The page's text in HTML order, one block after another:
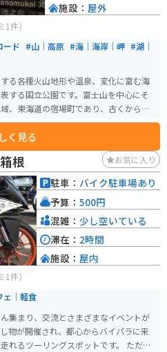
1件）
ード #山｜高原 #海｜海岸｜岬 #湖｜
る各種火山地形や温泉、変化に富む海
する国立公園です。富士山を中心にそ
、東海道の宿場町であり、古くから温
と変化に富んだ海岸線、そして温泉が
動が活発な島々を含む洋上の火山島か
ます。いたるところから秀麗な富士山
て、日本で来訪者が最も多い国立公園で
く見る
施設： 屋外
根 お気に入り
1件）
ェ｜軽食
集まり、交流とさまざまなイベントが
物が開催され、都心からバイパラに来
れるツーリングスポットです。 ただカ
駐車： バイク駐車場あり
予算： 500円
混雑： 少し空いている
滞在： 2時間
施設： 屋内